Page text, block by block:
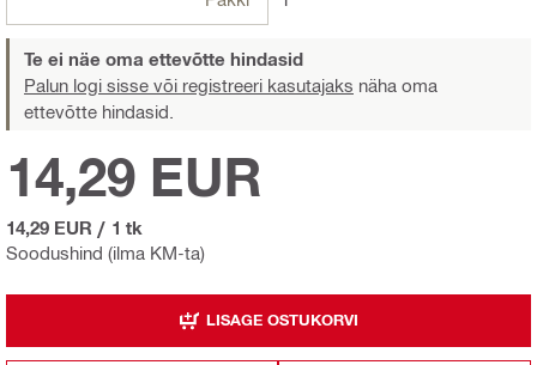
Te ei näe oma ettevõtte hindasid
Palun logi sisse või registreeri kasutajaks näha oma
ettevõtte hindasid.
Soodushind (ilma KM-ta)
14,29 EUR
14,29 EUR / 1 tk
LISAGE OSTUKORVI